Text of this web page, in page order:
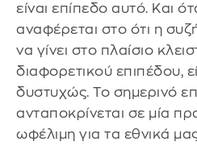
είναι επίπεδο αυτό. Και
αναφέρεται στο ότι η
να γίνει στο πλαίσιο
διαφορετικού επιπέδου,
δυστυχώς. Το σημερινό
ανταποκρίνεται σε μία
ωφέλιμη για τα εθνικά